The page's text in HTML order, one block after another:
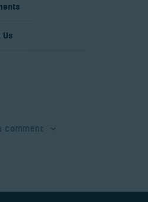
Us
comment